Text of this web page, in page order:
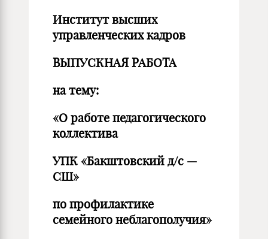
Институт высших
управленческих кадров
ВЫПУСКНАЯ РАБОТА
на тему:
«О работе педагогического
коллектива
УПК «Бакштовский д/с —
СШ»
по профилактике
семейного неблагополучия»